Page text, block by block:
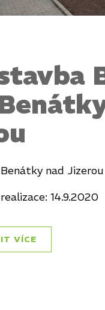
nad Jizerou
14.9.2020
VÍCE